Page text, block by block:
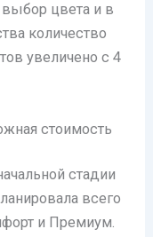
выбор цвета и в
количество
увеличено с 4
стоимость
стадии
всего
и Премиум.